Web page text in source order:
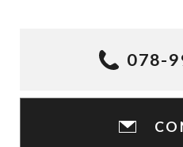
078-